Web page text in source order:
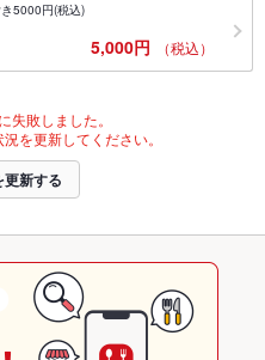
5000円(税込)
5,000円 （税込）
失敗しました。
を更新してください。
更新する